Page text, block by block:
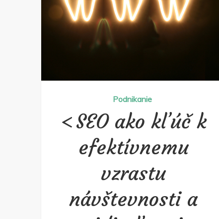
Podnikanie
SEO ako kľúč k
efektívnemu
vzrastu
návštevnosti a